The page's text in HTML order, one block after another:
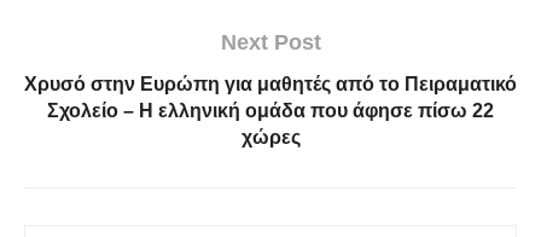
Next Post
Χρυσό στην Ευρώπη για μαθητές από το Πειραματικό
Σχολείο – Η ελληνική ομάδα που άφησε πίσω 22
χώρες